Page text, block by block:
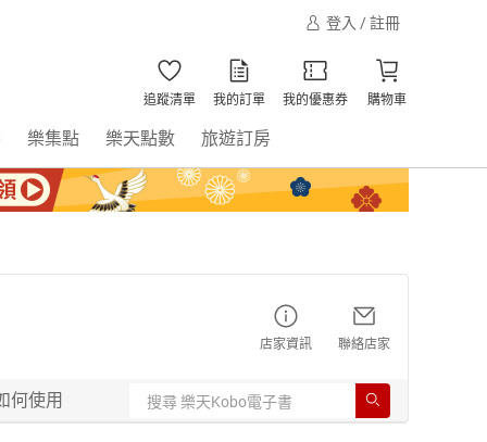
登入 / 註冊
追蹤清單 我的訂單 我的優惠券 購物車
樂集點 樂天點數 旅遊訂房
店家資訊 聯絡店家
何使用